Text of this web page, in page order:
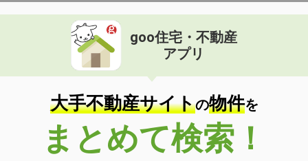
goo住宅・不動産
アプリ
大手不動産サイトの物件を
まとめて検索！